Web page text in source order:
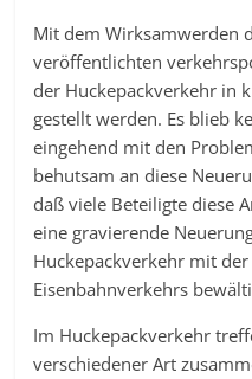
Mit dem Wirksamwerden
veröffentlichten
der Huckepackverkehr in
gestellt werden. Es blieb
eingehend mit den
behutsam an diese
daß viele Beteiligte diese
eine gravierende
Huckepackverkehr mit
Eisenbahnverkehrs
Im Huckepackverkehr
verschiedener Art